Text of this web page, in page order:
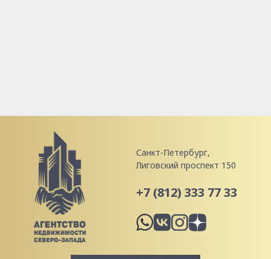
Санкт-Петербург,
Лиговский проспект 150
+7 (812) 333 77 33